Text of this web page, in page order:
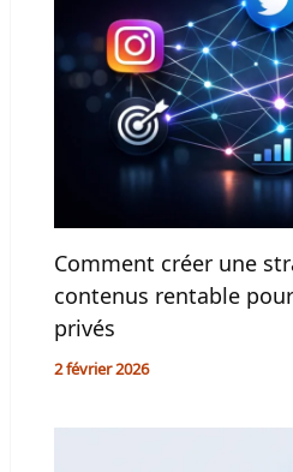
Comment créer une
contenus rentable
privés
2 février 2026